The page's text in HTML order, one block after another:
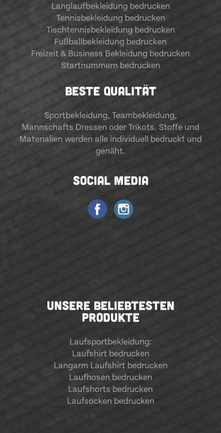
Langlaufbekleidung bedrucken
Tennisbekleidung bedrucken
Tischtennisbekleidung bedrucken
Fußballbekleidung bedrucken
Freizeit & Business Bekleidung bedrucken
Startnummern bedrucken
BESTE QUALITÄT
Sportbekleidung, Teambekleidung,
Mannschafts Dressen oder Trikots. Stoffe und
Materialien werden alle individuell bedruckt und
genäht.
SOCIAL MEDIA
UNSERE BELIEBTESTEN
PRODUKTE
Laufsportbekleidung:
Laufshirt bedrucken
Langarm Laufshirt bedrucken
Laufhosen bedrucken
Laufshorts bedrucken
Laufsocken bedrucken